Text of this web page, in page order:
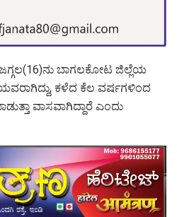
ಬಾಗಲಕೋಟ ಜಿಲ್ಲೆಯ
ಕಳೆದ ಕೆಲ ವರ್ಷಗಳಿಂದ
ವಾಸವಾಗಿದ್ದಾರೆ ಎಂದು